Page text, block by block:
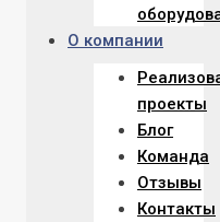
О компании
проекты
Блог
Команда
Отзывы
Контакты